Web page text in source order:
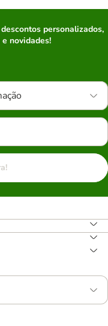
personalizados,
novidades!